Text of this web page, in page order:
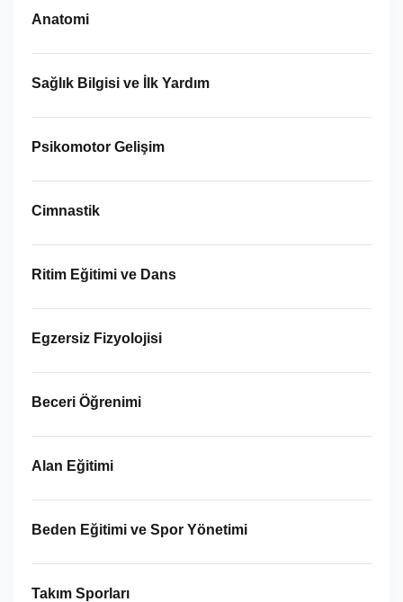
Anatomi
Sağlık Bilgisi ve İlk Yardım
Psikomotor Gelişim
Cimnastik
Ritim Eğitimi ve Dans
Egzersiz Fizyolojisi
Beceri Öğrenimi
Alan Eğitimi
Beden Eğitimi ve Spor Yönetimi
Takım Sporları